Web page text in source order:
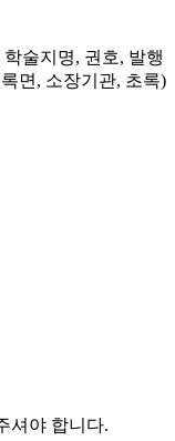
술지명, 권호, 발행
면, 소장기관, 초록)
셔야 합니다.